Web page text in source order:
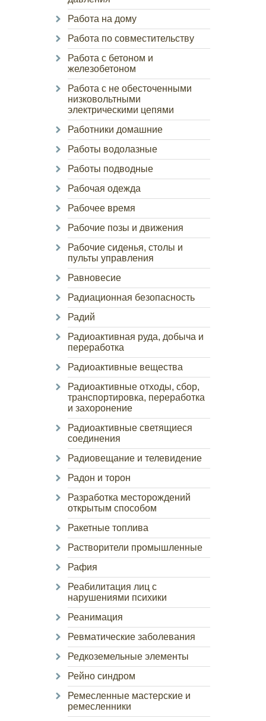
Работа на дому
Работа по совместительству
Работа с бетоном и
железобетоном
Работа с не обесточенными
низковольтными
электрическими цепями
Работники домашние
Работы водолазные
Работы подводные
Рабочая одежда
Рабочее время
Рабочие позы и движения
Рабочие сиденья, столы и
пульты управления
Равновесие
Радиационная безопасность
Радий
Радиоактивная руда, добыча и
переработка
Радиоактивные вещества
Радиоактивные отходы, сбор,
транспортировка, переработка
и захоронение
Радиоактивные светящиеся
соединения
Радиовещание и телевидение
Радон и торон
Разработка месторождений
открытым способом
Ракетные топлива
Растворители промышленные
Рафия
Реабилитация лиц с
нарушениями психики
Реанимация
Ревматические заболевания
Редкоземельные элементы
Рейно синдром
Ремесленные мастерские и
ремесленники